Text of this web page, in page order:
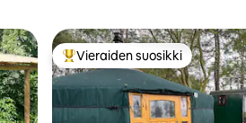
Vieraiden suosikkien
Vieraiden suosikki